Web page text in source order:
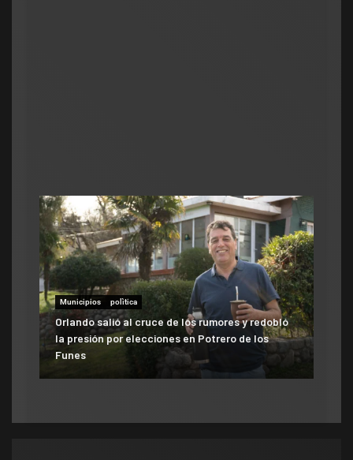
Municipios polìtica
Orlando salió al cruce de los rumores y redobló
la presión por elecciones en Potrero de los
Funes
Municipios
ATE salió con los tapones de punta contra el
aumento del 10% que otorgó la Municipalidad:
«Consolida salarios de pobreza»